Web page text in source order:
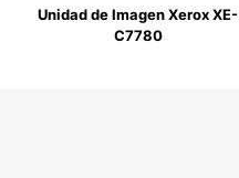
Unidad de Imagen Xerox XE-
C7780